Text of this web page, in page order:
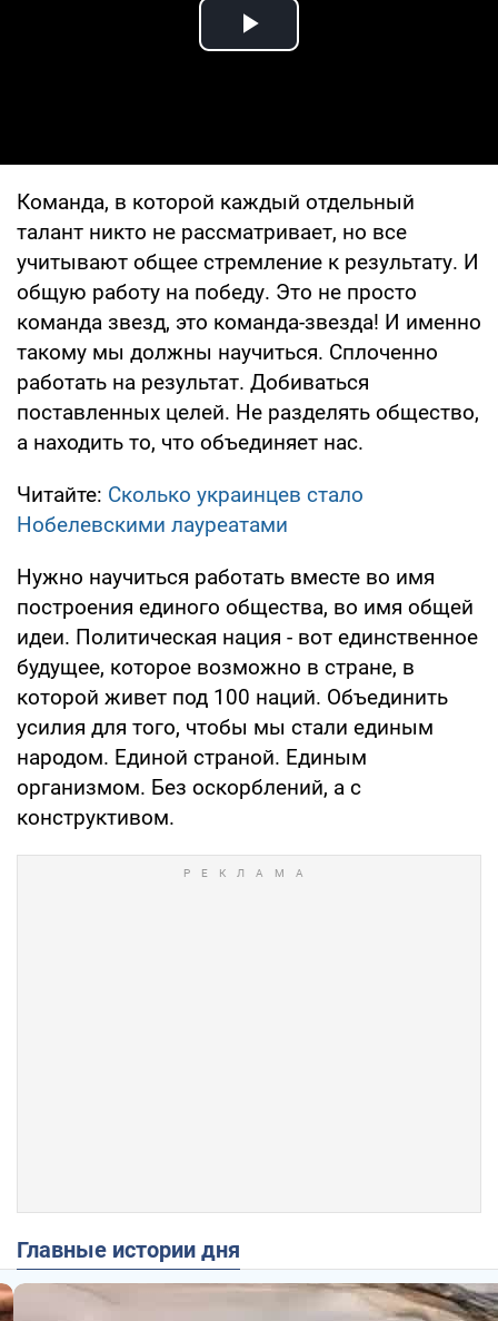
Play Video
Команда, в которой каждый отдельный
талант никто не рассматривает, но все
учитывают общее стремление к результату. И
общую работу на победу. Это не просто
команда звезд, это команда-звезда! И именно
такому мы должны научиться. Сплоченно
работать на результат. Добиваться
поставленных целей. Не разделять общество,
а находить то, что объединяет нас.
Читайте: Сколько украинцев стало
Нобелевскими лауреатами
Нужно научиться работать вместе во имя
построения единого общества, во имя общей
идеи. Политическая нация - вот единственное
будущее, которое возможно в стране, в
которой живет под 100 наций. Объединить
усилия для того, чтобы мы стали единым
народом. Единой страной. Единым
организмом. Без оскорблений, а с
конструктивом.
Главные истории дня